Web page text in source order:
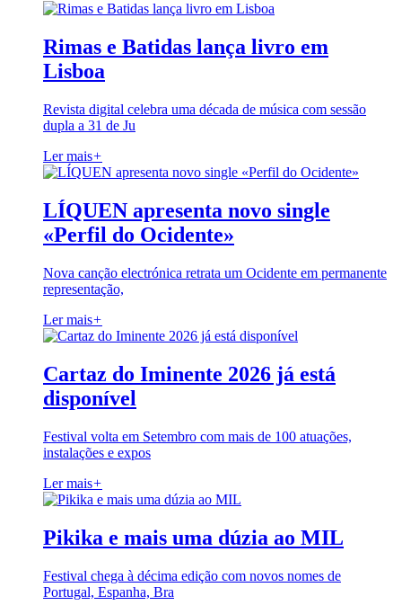
Rimas e Batidas lança livro em
Lisboa
Revista digital celebra uma década de música com sessão
dupla a 31 de Ju
Ler mais+
LÍQUEN apresenta novo single
«Perfil do Ocidente»
Nova canção electrónica retrata um Ocidente em permanente
representação,
Ler mais+
Cartaz do Iminente 2026 já está
disponível
Festival volta em Setembro com mais de 100 atuações,
instalações e expos
Ler mais+
Pikika e mais uma dúzia ao MIL
Festival chega à décima edição com novos nomes de
Portugal, Espanha, Bra